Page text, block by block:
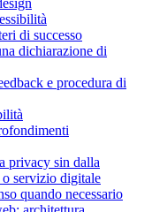
di successo
dichiarazione di
e procedura di
privacy sin dalla
servizio digitale
quando necessario